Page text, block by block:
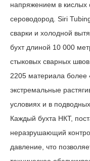
напряжением в
сероводород. Siri
сварки и холодной
бухт длиной 10 000
стыковых сварных
2205 материала более
экстремальные
условиях и в
Каждый бухта НКТ,
неразрушающий
давление, что